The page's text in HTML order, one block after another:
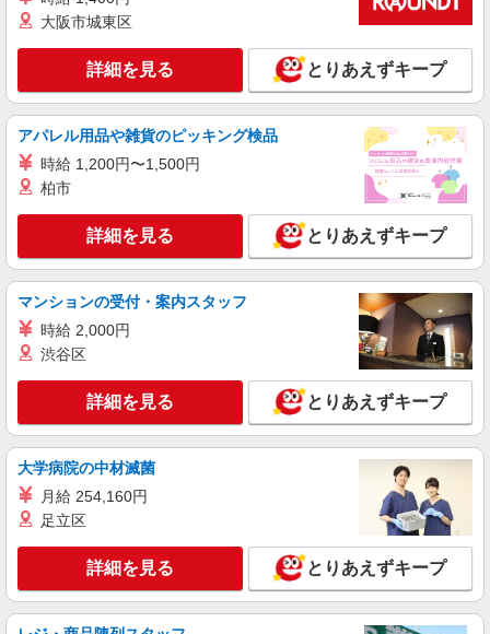
大阪市城東区
詳細を見る とりあえずキープ
アパレル用品や雑貨のピッキング検品
時給 1,200円〜1,500円
柏市
詳細を見る とりあえずキープ
マンションの受付・案内スタッフ
時給 2,000円
渋谷区
詳細を見る とりあえずキープ
大学病院の中材滅菌
月給 254,160円
足立区
詳細を見る とりあえずキープ